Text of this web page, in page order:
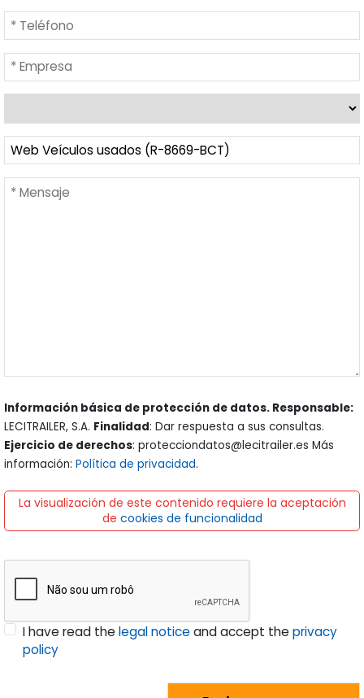
Información básica de protección de datos. Responsable:
LECITRAILER, S.A. Finalidad: Dar respuesta a sus consultas.
Ejercicio de derechos: protecciondatos@lecitrailer.es Más
información: Política de privacidad.
La visualización de este contenido requiere la aceptación
de cookies de funcionalidad
I have read thelegal noticeand accept theprivacy
policy